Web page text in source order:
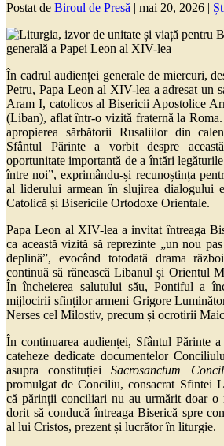
Postat de Biroul de Presă | mai 20, 2026 |
În cadrul audienței generale de miercuri,
Petru, Papa Leon al XIV-lea a adresat un
Aram I, catolicos al Bisericii Apostolice
(Liban), aflat într-o vizită fraternă la
apropierea sărbătorii Rusaliilor din
Sfântul Părinte a vorbit despre
oportunitate importantă de a întări
între noi”, exprimându-și recunoștința
al liderului armean în slujirea dialogului
Catolică și Bisericile Ortodoxe Orientale.
Papa Leon al XIV-lea a invitat întreaga
ca această vizită să reprezinte „un nou
deplină”, evocând totodată drama
continuă să rănească Libanul și Orientul
În încheierea salutului său, Pontiful a
mijlocirii sfinților armeni Grigore
Nerses cel Milostiv, precum și ocrotirii
În continuarea audienței, Sfântul Părinte
cateheze dedicate documentelor
asupra constituției
Sacrosanctum
promulgat de Conciliu, consacrat Sfintei
că părinții conciliari nu au urmărit doar o
dorit să conducă întreaga Biserică spre
al lui Cristos, prezent și lucrător în liturgie.